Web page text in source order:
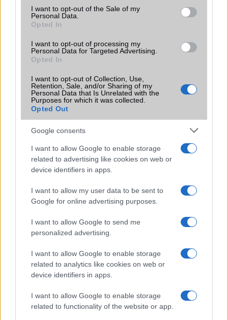
consent section.
I want to opt-out of the Sale of my
Personal Data.
Opted In
I want to opt-out of processing my
Personal Data for Targeted Advertising.
Opted In
I want to opt-out of Collection, Use,
Retention, Sale, and/or Sharing of my
Personal Data that Is Unrelated with the
Purposes for which it was collected.
Opted Out
Google consents
I want to allow Google to enable storage
related to advertising like cookies on web or
device identifiers in apps.
I want to allow my user data to be sent to
Google for online advertising purposes.
I want to allow Google to send me
personalized advertising.
I want to allow Google to enable storage
related to analytics like cookies on web or
device identifiers in apps.
I want to allow Google to enable storage
related to functionality of the website or app.
Office alkalmazások alap szolgáltatás
Iránytũ
Extrák Nincs
Vibra jelzés alap szolgáltatás
SIM típus
Flight mode Van
Terület Globális
burkolat, Dolby Vision, Wide
color gamut, True-tone, Qi fast
Limited Edition Nincs
N/A = Nincs adat. Legutóbbi frissítés: 2026-07-13 19:00:00